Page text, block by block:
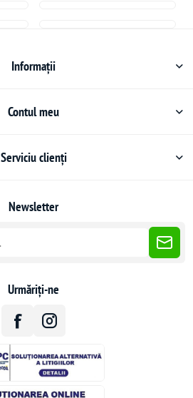
Informații
Contul meu
Serviciu clienți
Newsletter
Urmăriți-ne